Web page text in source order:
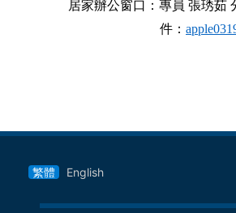
居家辦公窗口：專員 張琇茹
件：
繁體 English